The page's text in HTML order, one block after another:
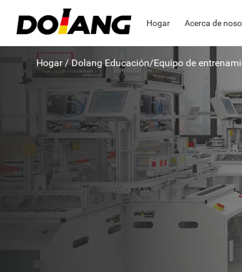
Hogar Acerca de
Hogar / Dolang Educación/Equipo de